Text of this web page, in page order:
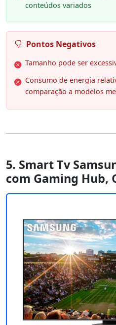
conteúdos variados
Pontos Negativos
Tamanho pode ser
Consumo de energia
comparação a modelos
5. Smart Tv
com Gaming Hub,